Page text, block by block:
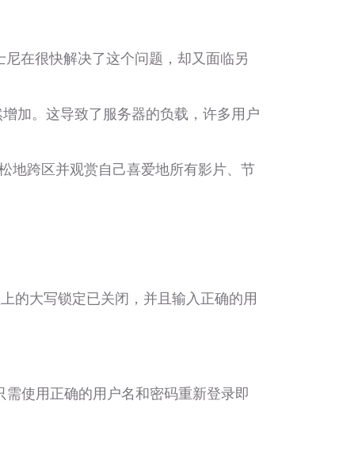
在很快解决了这个问题，却又面临另
加。这导致了服务器的负载，许多用户
地跨区并观赏自己喜爱地所有影片、节
的大写锁定已关闭，并且输入正确的用
使用正确的用户名和密码重新登录即